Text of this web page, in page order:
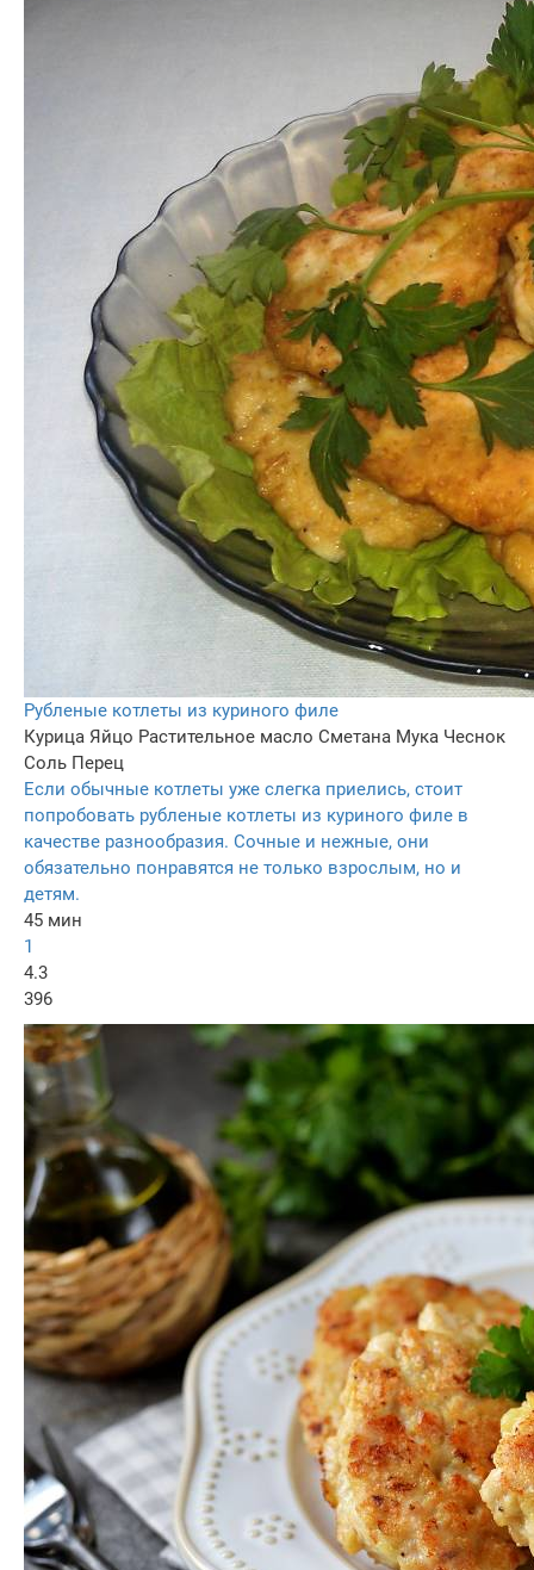
Рубленые котлеты из куриного филе
Курица Яйцо Растительное масло Сметана Мука Чеснок
Соль Перец
Если обычные котлеты уже слегка приелись, стоит
попробовать рубленые котлеты из куриного филе в
качестве разнообразия. Сочные и нежные, они
обязательно понравятся не только взрослым, но и
детям.
45 мин
1
4.3
396